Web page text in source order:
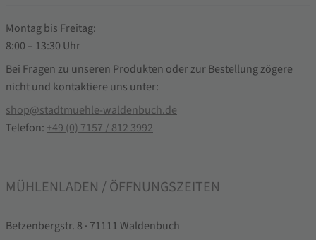
Montag bis Freitag:
8:00 – 13:30 Uhr
Bei Fragen zu unseren Produkten oder zur Bestellung zögere
nicht und kontaktiere uns unter:
shop@stadtmuehle-waldenbuch.de
Telefon: +49 (0) 7157 / 812 3992
MÜHLENLADEN / ÖFFNUNGSZEITEN
Betzenbergstr. 8 · 71111 Waldenbuch